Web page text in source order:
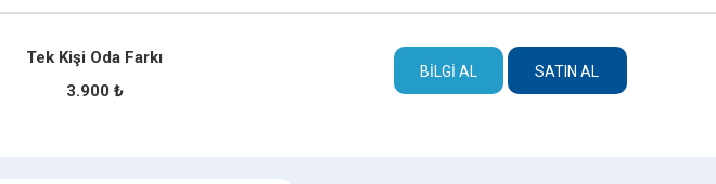
Tek Kişi Oda Farkı
3.900 ₺
BILGI AL SATIN AL